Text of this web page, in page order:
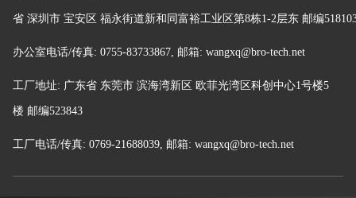
省 深圳市 宝安区 福永街道新和同富裕工业区第8栋1-2层东 邮编
办公室电话/传真: 0755-83733867, 邮箱: wangxq@bro-tech.net
工厂地址: 广东省 东莞市 滨海湾新区 欧菲光湾区科创中心1号楼5
楼 邮编523843
工厂电话/传真: 0769-21688039, 邮箱: wangxq@bro-tech.net